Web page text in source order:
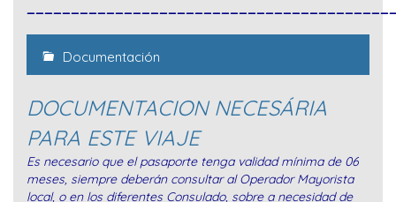
Documentación
DOCUMENTACION NECESÁRIA
PARA ESTE VIAJE
Es necesario que el pasaporte tenga validad mínima de 06
meses, siempre deberán consultar al Operador Mayorista
local, o en los diferentes Consulado, sobre a necesidad de